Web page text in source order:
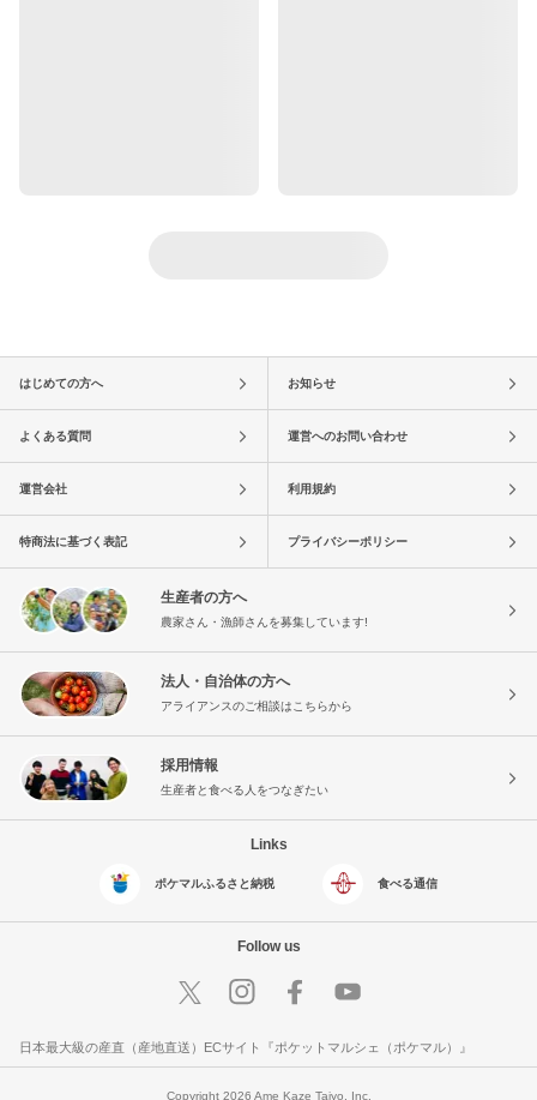
はじめての方へ お知らせ
よくある質問 運営へのお問い合わせ
運営会社 利用規約
特商法に基づく表記 プライバシーポリシー
生産者の方へ
農家さん・漁師さんを募集しています!
法人・自治体の方へ
アライアンスのご相談はこちらから
採用情報
生産者と食べる人をつなぎたい
Links
ポケマルふるさと納税 食べる通信
Follow us
日本最大級の産直（産地直送）ECサイト『ポケットマルシェ（ポケマル）』
Copyright 2026 Ame Kaze Taiyo, Inc.